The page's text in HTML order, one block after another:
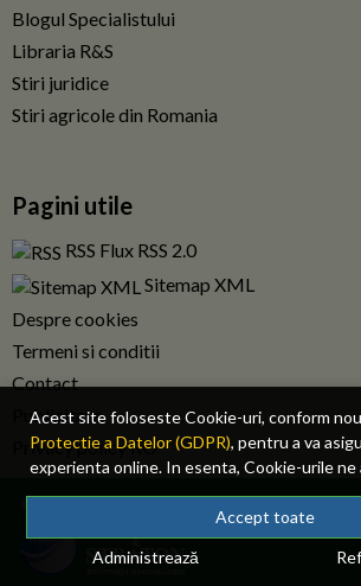
Acest site foloseste Cookie-uri, conform
Protectie a Datelor (GDPR), pentru a va
experienta online. In esenta, Cookie-urile ne
imbunatatim continutul de pe site, oferindu-
experienta online personalizata si mult mai
folosite doar de site-ul nostru si partenerii
AICIpentru detalii despre politica de
Accept toate
Administrează
Blogul Specialistului
Libraria R&S
Stiri juridice
Stiri agricole din Romania
Pagini utile
RSS Flux RSS 2.0
Sitemap XML
Despre cookies
Termeni si conditii
Contact
Publicitate
Privacy policy RO
© 2026 Fiscalitatea.ro. Toate drepturile